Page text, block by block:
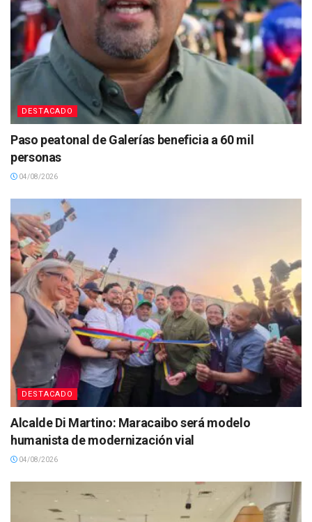
DESTACADO
Paso peatonal de Galerías beneficia a 60 mil
personas
04/08/2026
DESTACADO
Alcalde Di Martino: Maracaibo será modelo
humanista de modernización vial
04/08/2026